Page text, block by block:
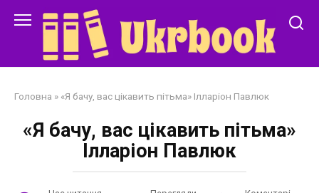
Головна » «Я бачу, вас цікавить пітьма» Ілларіон Павлюк
«Я бачу, вас цікавить пітьма»
Ілларіон Павлюк